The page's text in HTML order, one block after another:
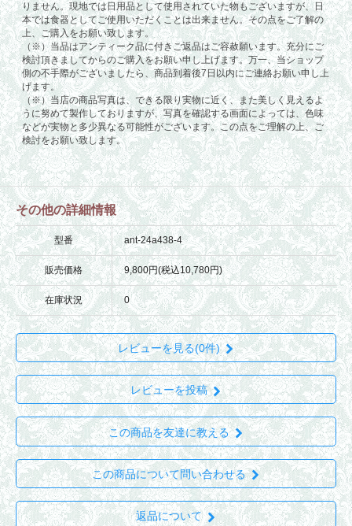
その他の詳細情報
型番 ant-24a438-4
販売価格 9,800円(税込10,780円)
在庫状況 0
レビューを見る(0件)
レビューを投稿
この商品を友達に教える
この商品について問い合わせる
返品について